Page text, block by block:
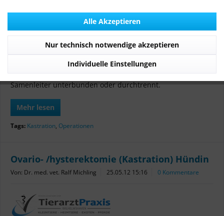
Kastration bei männlichen Hunden (Rüden)
Während man bei der Kastration die Keimdrüsen
(Eierstöcke bzw. Hoden) entfernt, werden diese bei der
Samenleiter unterbunden oder durchtrennt.
Mehr lesen
Tags: Kastration, Operationen
Ovario- /hysterektomie (Kastration) Hündin
Von: Dr. med. vet. Ralf Michling 25.05.12 15:16 0 Kommentare
Individuelle Einstellungen
Nur technisch notwendige akzeptieren
Alle Akzeptieren